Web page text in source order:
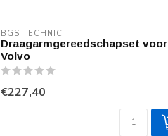
BGS TECHNIC
Draagarmgereedschapset voor
Volvo
€227,40